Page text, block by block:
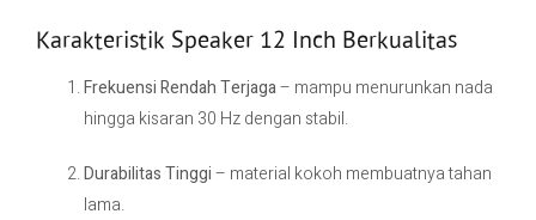
Karakteristik Speaker 12 Inch Berkualitas
Frekuensi Rendah Terjaga– mampu menurunkan nada
hingga kisaran 30 Hz dengan stabil.
Durabilitas Tinggi– material kokoh membuatnya tahan
lama.